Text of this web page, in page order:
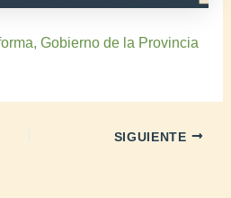
Gobierno de la Provincia
SIGUIENTE